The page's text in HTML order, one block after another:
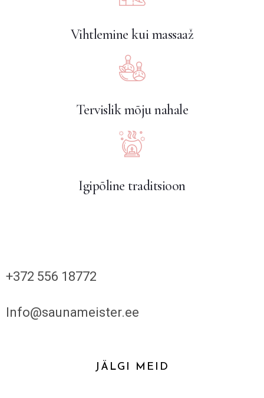
Vihtlemine kui massaaž
Tervislik mõju nahale
Igipõline traditsioon
+372 556 18772
Info@saunameister.ee
JÄLGI MEID